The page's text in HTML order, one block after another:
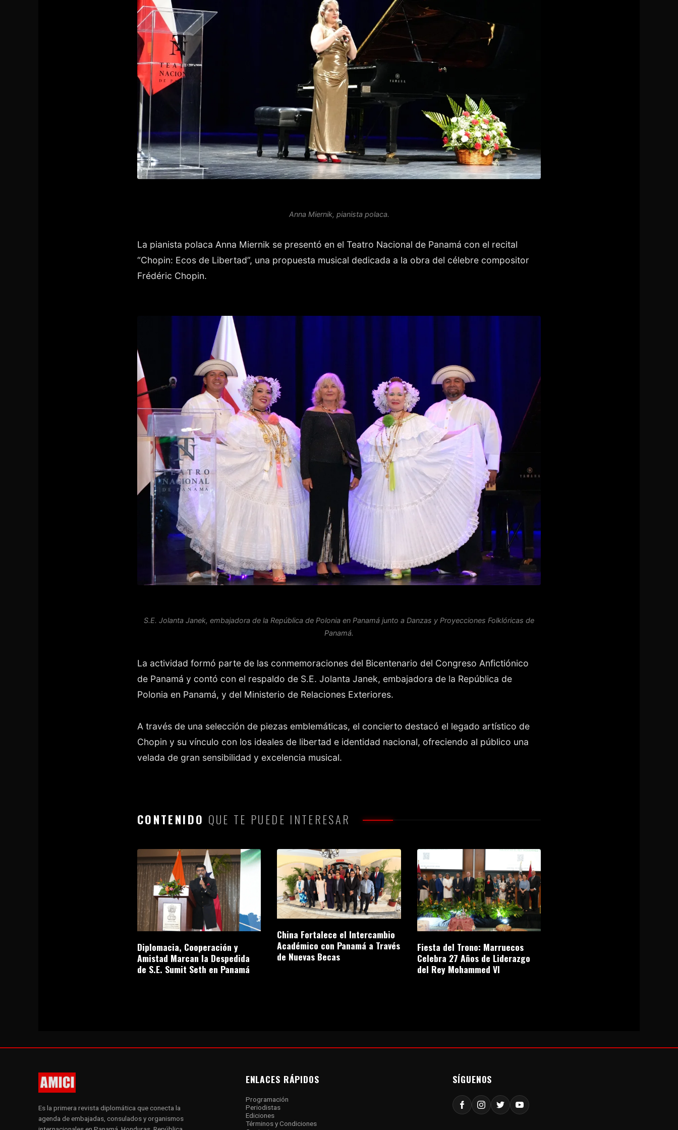
Anna Miernik, pianista polaca.
La pianista polaca Anna Miernik se presentó en el Teatro Nacional de Panamá con el recital
“Chopin: Ecos de Libertad”, una propuesta musical dedicada a la obra del célebre compositor
Frédéric Chopin.
S.E. Jolanta Janek, embajadora de la República de Polonia en Panamá junto a Danzas y Proyecciones Folklóricas de
Panamá.
La actividad formó parte de las conmemoraciones del Bicentenario del Congreso Anfictiónico
de Panamá y contó con el respaldo de S.E. Jolanta Janek, embajadora de la República de
Polonia en Panamá, y del Ministerio de Relaciones Exteriores.
A través de una selección de piezas emblemáticas, el concierto destacó el legado artístico de
Chopin y su vínculo con los ideales de libertad e identidad nacional, ofreciendo al público una
velada de gran sensibilidad y excelencia musical.
CONTENIDO QUE TE PUEDE INTERESAR
Diplomacia, Cooperación y
Amistad Marcan la Despedida
de S.E. Sumit Seth en Panamá
China Fortalece el Intercambio
Académico con Panamá a Través
de Nuevas Becas
Fiesta del Trono: Marruecos
Celebra 27 Años de Liderazgo
del Rey Mohammed VI
Es la primera revista diplomática que conecta la
agenda de embajadas, consulados y organismos
ENLACES RÁPIDOS
Programación
Periodistas
Ediciones
Términos y Condiciones
SÍGUENOS